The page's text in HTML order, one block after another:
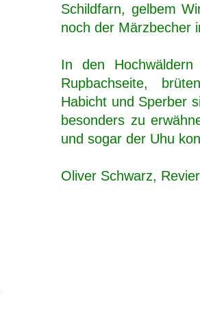
Schildfarn, gelbem
noch der Märzbecher
In den
Rupbachseite,
Habicht und Sperber
besonders zu
und sogar der Uhu
Oliver Schwarz,